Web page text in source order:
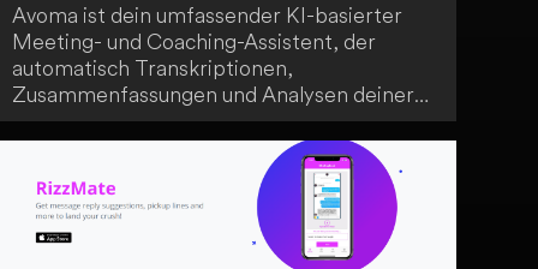
Avoma ist dein umfassender KI-basierter
Meeting- und Coaching-Assistent, der
automatisch Transkriptionen,
Zusammenfassungen und Analysen deiner
Besprechungen erstellt. Er liefert dir
umsetzbare Erkenntnisse und von KI
generierte Notizen, die dem menschlichen
Notizstil ähneln. Darüber hinaus bietet dir
Avoma nützliche Coaching-Empfehlungen,
um deine Meetings optimal zu gestalten.